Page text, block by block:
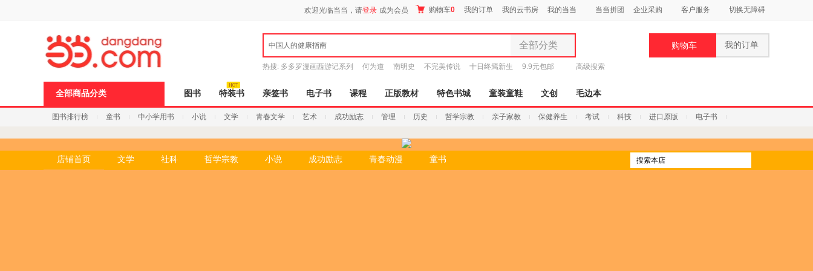
欢迎光临当当，请登录 成为会员 购物车0 我的订单 我的云书房 我的当当 当当拼团 企业采购 客户服务 切换无障碍
中国人的健康指南 全部分类
全部分类
图书
电子书
音像
时尚美妆
热搜: 多多罗漫画西游记系列 何为道 南明史 不完美传说 十日终焉新生 9.9元包邮 高级搜索
购物车 我的订单
全部商品分类 图书 特装书 亲签书 电子书 课程 正版教材 特色书城 童装童鞋 文创 毛边本
图书排行榜 童书 中小学用书 小说 文学 青春文学 艺术 成功励志 管理 历史 哲学宗教 亲子家教 保健养生 考试 科技 进口原版 电子书
店铺首页 文学 社科 哲学宗教 小说 成功励志 青春动漫 童书
搜索
页
Ctrl
浪